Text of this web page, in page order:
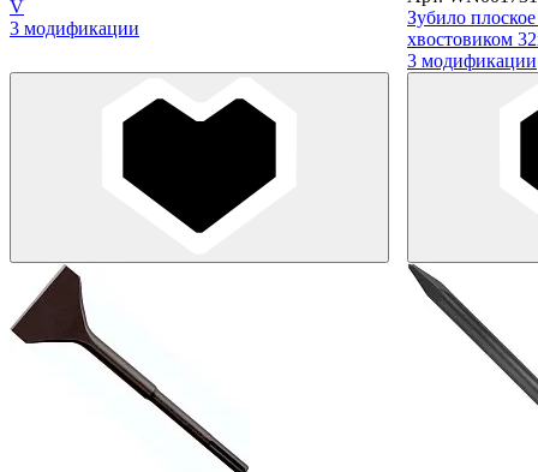
V
3 модификации
Зубило
хвостовиком
3 модификации